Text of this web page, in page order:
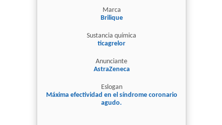
Marca
Brilique
Sustancia química
ticagrelor
Anunciante
AstraZeneca
Eslogan
Máxima efectividad en el síndrome coronario
agudo.